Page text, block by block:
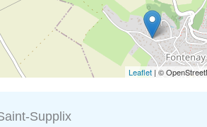
Leaflet | ©
Supplix